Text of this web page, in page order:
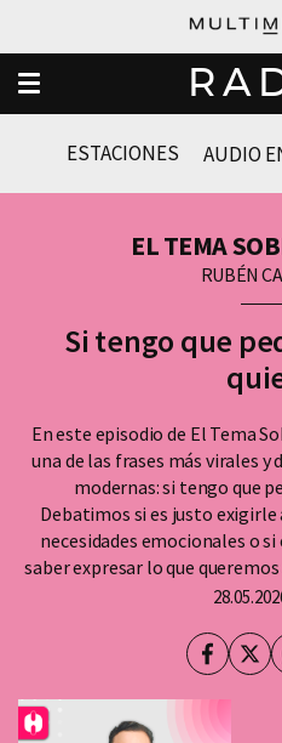
ESTACIONES AUDIO
EL TEMA
RUBÉN
Si tengo que
En este episodio de El Tema
una de las frases más virales
modernas: si tengo que
Debatimos si es justo
necesidades emocionales o
saber expresar lo que